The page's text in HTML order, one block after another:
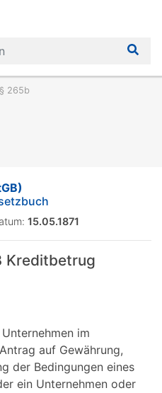
§ 265b
15.05.1871
Kreditbetrug
im
auf Gewährung,
der Bedingungen eines
ein Unternehmen oder